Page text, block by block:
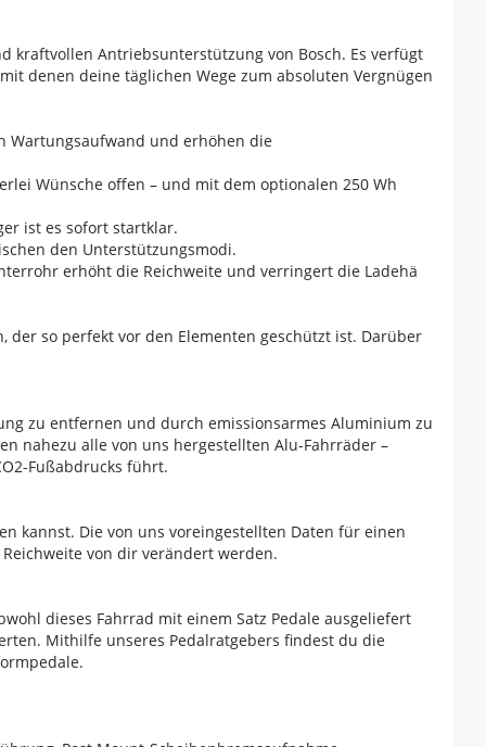
kraftvollen Antriebsunterstützung von Bosch. Es verfügt
denen deine täglichen Wege zum absoluten Vergnügen
Wartungsaufwand und erhöhen die
Wünsche offen – und mit dem optionalen 250 Wh
ist es sofort startklar.
den Unterstützungsmodi.
erhöht die Reichweite und verringert die Ladehä
der so perfekt vor den Elementen geschützt ist. Darüber
zu entfernen und durch emissionsarmes Aluminium zu
nahezu alle von uns hergestellten Alu-Fahrräder –
Fußabdrucks führt.
kannst. Die von uns voreingestellten Daten für einen
von dir verändert werden.
dieses Fahrrad mit einem Satz Pedale ausgeliefert
Mithilfe unseres Pedalratgebers findest du die